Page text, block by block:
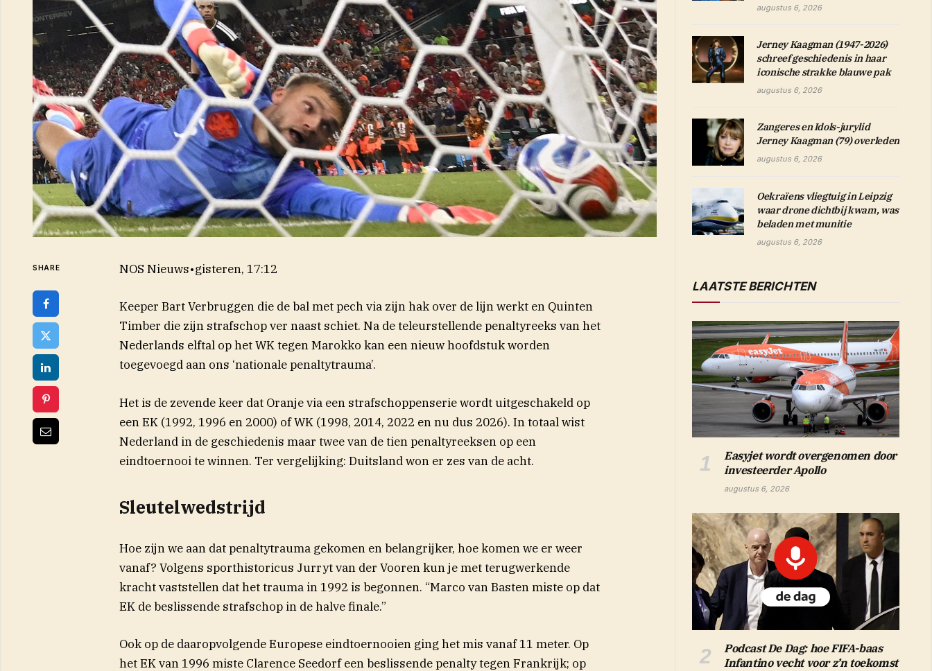
SHARE NOS Nieuws•gisteren, 17:12
Keeper Bart Verbruggen die de bal met pech via zijn hak over de lijn werkt en Quinten
Timber die zijn strafschop ver naast schiet. Na de teleurstellende penaltyreeks van het
Nederlands elftal op het WK tegen Marokko kan een nieuw hoofdstuk worden
toegevoegd aan ons ‘nationale penaltytrauma’.
Het is de zevende keer dat Oranje via een strafschoppenserie wordt uitgeschakeld op
een EK (1992, 1996 en 2000) of WK (1998, 2014, 2022 en nu dus 2026). In totaal wist
Nederland in de geschiedenis maar twee van de tien penaltyreeksen op een
eindtoernooi te winnen. Ter vergelijking: Duitsland won er zes van de acht.
Sleutelwedstrijd
Hoe zijn we aan dat penaltytrauma gekomen en belangrijker, hoe komen we er weer
vanaf? Volgens sporthistoricus Jurryt van der Vooren kun je met terugwerkende
kracht vaststellen dat het trauma in 1992 is begonnen. “Marco van Basten miste op dat
EK de beslissende strafschop in de halve finale.”
Ook op de daaropvolgende Europese eindtoernooien ging het mis vanaf 11 meter. Op
het EK van 1996 miste Clarence Seedorf een beslissende penalty tegen Frankrijk; op
augustus 6, 2026
Jerney Kaagman (1947-2026)
schreef geschiedenis in haar
iconische strakke blauwe pak
augustus 6, 2026
Zangeres en Idols-jurylid
Jerney Kaagman (79) overleden
augustus 6, 2026
Oekraïens vliegtuig in Leipzig
waar drone dichtbij kwam, was
beladen met munitie
augustus 6, 2026
LAATSTE BERICHTEN
Easyjet wordt overgenomen door
investeerder Apollo
augustus 6, 2026
Podcast De Dag: hoe FIFA-baas
Infantino vecht voor z’n toekomst